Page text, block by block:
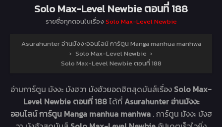
Solo Max-Level Newbie ตอนที่ 188
รายชื่อทุกตอนในเรื่อง Solo Max-Level Newbie
Asurahunter อ่านมังงะออนไลน์ การ์ตูน Manga manhua manhwa
› Solo Max-Level Newbie ›
Solo Max-Level Newbie ตอนที่ 188
อ่านการ์ตูน มังงะ มังฮวา มังฮัวยอดฮิตสุดมันส์เรื่อง Solo Max-
Level Newbie ตอนที่ 188ได้ที่Asurahunter อ่านมังงะ
ออนไลน์ การ์ตูน Manga manhua manhwa . การ์ตูน มังงะ มังฮ